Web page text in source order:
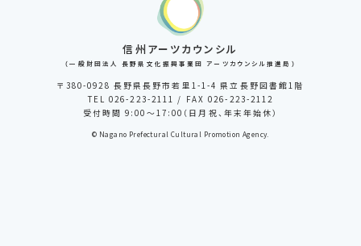
信州アーツカウンシル
（一般財団法人 長野県文化振興事業団 アーツカウンシル推進局）
〒380-0928 長野県長野市若里1-1-4 県立長野図書館1階
TEL 026-223-2111 / FAX 026-223-2112
受付時間 9:00～17:00（日月祝、年末年始休）
© Nagano Prefectural Cultural Promotion Agency.